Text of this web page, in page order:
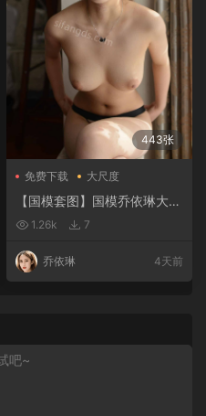
443张
免费下载 大尺度
【国模套图】国模乔依琳大尺
度人体私拍套图
1.26k 7
乔依琳 4天前